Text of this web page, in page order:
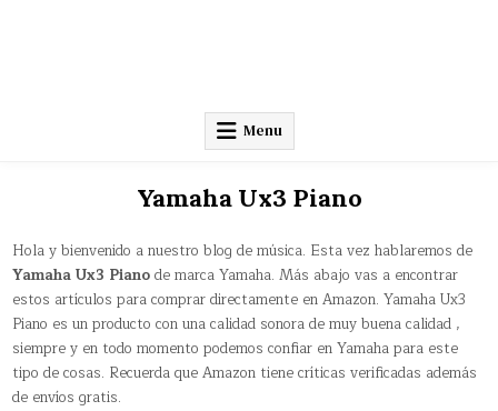
Menu
Yamaha Ux3 Piano
Hola y bienvenido a nuestro blog de música. Esta vez hablaremos de
Yamaha Ux3 Pianode marca Yamaha. Más abajo vas a encontrar
estos artículos para comprar directamente en Amazon. Yamaha Ux3
Piano es un producto con una calidad sonora de muy buena calidad ,
siempre y en todo momento podemos confiar en Yamaha para este
tipo de cosas. Recuerda que Amazon tiene críticas verificadas además
de envíos gratis.